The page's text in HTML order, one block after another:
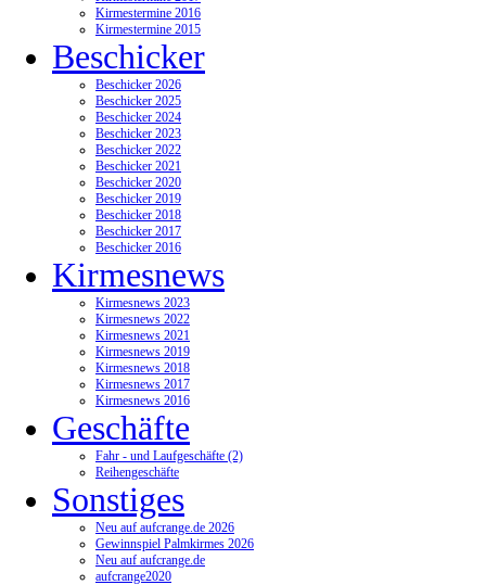
Kirmestermine 2016
Kirmestermine 2015
Beschicker
Beschicker 2026
Beschicker 2025
Beschicker 2024
Beschicker 2023
Beschicker 2022
Beschicker 2021
Beschicker 2020
Beschicker 2019
Beschicker 2018
Beschicker 2017
Beschicker 2016
Kirmesnews
Kirmesnews 2023
Kirmesnews 2022
Kirmesnews 2021
Kirmesnews 2019
Kirmesnews 2018
Kirmesnews 2017
Kirmesnews 2016
Geschäfte
Fahr - und Laufgeschäfte (2)
Reihengeschäfte
Sonstiges
Neu auf aufcrange.de 2026
Gewinnspiel Palmkirmes 2026
Neu auf aufcrange.de
aufcrange2020